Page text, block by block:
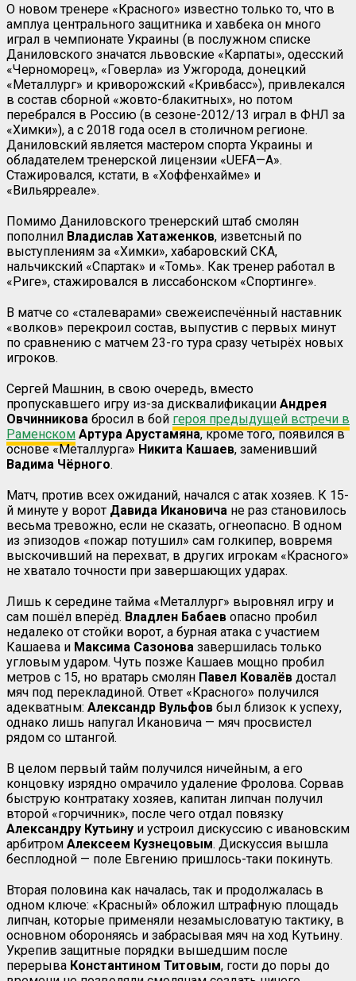
О новом тренере «Красного» известно только то, что в
амплуа центрального защитника и хавбека он много
играл в чемпионате Украины (в послужном списке
Даниловского значатся львовские «Карпаты», одесский
«Черноморец», «Говерла» из Ужгорода, донецкий
«Металлург» и криворожский «Кривбасс»), привлекался
в состав сборной «жовто-блакитных», но потом
перебрался в Россию (в сезоне-2012/13 играл в ФНЛ за
«Химки»), а с 2018 года осел в столичном регионе.
Даниловский является мастером спорта Украины и
обладателем тренерской лицензии «UEFA—A».
Стажировался, кстати, в «Хоффенхайме» и
«Вильярреале».
Помимо Даниловского тренерский штаб смолян
пополнил Владислав Хатаженков, изветсный по
выступлениям за «Химки», хабаровский СКА,
нальчикский «Спартак» и «Томь». Как тренер работал в
«Риге», стажировался в лиссабонском «Спортинге».
В матче со «сталеварами» свежеиспечённый наставник
«волков» перекроил состав, выпустив с первых минут
по сравнению с матчем 23-го тура сразу четырёх новых
игроков.
Сергей Машнин, в свою очередь, вместо
пропускавшего игру из-за дисквалификации Андрея
Овчинникова бросил в бой героя предыдущей встречи в
Раменском Артура Арустамяна, кроме того, появился в
основе «Металлурга» Никита Кашаев, заменивший
Вадима Чёрного.
Матч, против всех ожиданий, начался с атак хозяев. К 15-
й минуте у ворот Давида Икановича не раз становилось
весьма тревожно, если не сказать, огнеопасно. В одном
из эпизодов «пожар потушил» сам голкипер, вовремя
выскочивший на перехват, в других игрокам «Красного»
не хватало точности при завершающих ударах.
Лишь к середине тайма «Металлург» выровнял игру и
сам пошёл вперёд. Владлен Бабаев опасно пробил
недалеко от стойки ворот, а бурная атака с участием
Кашаева и Максима Сазонова завершилась только
угловым ударом. Чуть позже Кашаев мощно пробил
метров с 15, но вратарь смолян Павел Ковалёв достал
мяч под перекладиной. Ответ «Красного» получился
адекватным: Александр Вульфов был близок к успеху,
однако лишь напугал Икановича — мяч просвистел
рядом со штангой.
В целом первый тайм получился ничейным, а его
концовку изрядно омрачило удаление Фролова. Сорвав
быструю контратаку хозяев, капитан липчан получил
второй «горчичник», после чего отдал повязку
Александру Кутьину и устроил дискуссию с ивановским
арбитром Алексеем Кузнецовым. Дискуссия вышла
бесплодной — поле Евгению пришлось-таки покинуть.
Вторая половина как началась, так и продолжалась в
одном ключе: «Красный» обложил штрафную площадь
липчан, которые применяли незамысловатую тактику, в
основном обороняясь и забрасывая мяч на ход Кутьину.
Укрепив защитные порядки вышедшим после
перерыва Константином Титовым, гости до поры до